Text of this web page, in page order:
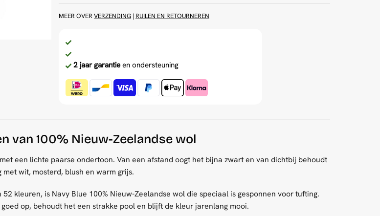
MEER OVER VERZENDING | RUILEN EN RETOURNEREN
2 jaar garantieen ondersteuning
van 100% Nieuw-Zeelandse wol
een lichte paarse ondertoon. Van een afstand oogt het bijna zwart en van dichtbij behoudt
wit, mosterd, blush en warm grijs.
kleuren, is Navy Blue 100% Nieuw-Zeelandse wol die speciaal is gesponnen voor tufting.
op, behoudt het een strakke pool en blijft de kleur jarenlang mooi.